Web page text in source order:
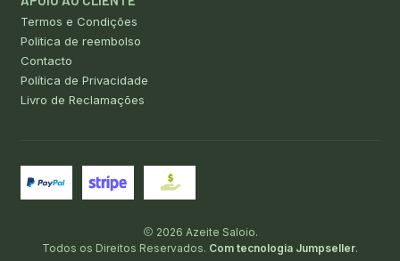
Termos e Condições
Politica de reembolso
Contacto
Política de Privacidade
Livro de Reclamações
2026 Azeite Saloio.
Todos os Direitos Reservados. Com tecnologia Jumpseller.